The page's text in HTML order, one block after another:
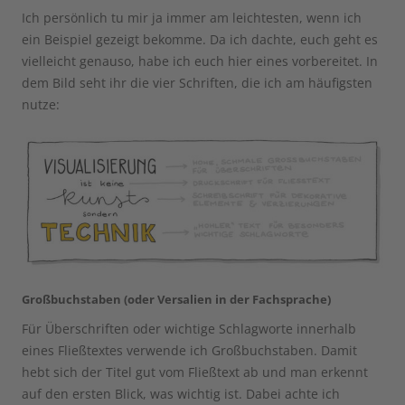
Ich persönlich tu mir ja immer am leichtesten, wenn ich
ein Beispiel gezeigt bekomme. Da ich dachte, euch geht es
vielleicht genauso, habe ich euch hier eines vorbereitet. In
dem Bild seht ihr die vier Schriften, die ich am häufigsten
nutze:
Großbuchstaben (oder Versalien in der Fachsprache)
Für Überschriften oder wichtige Schlagworte innerhalb
eines Fließtextes verwende ich Großbuchstaben. Damit
hebt sich der Titel gut vom Fließtext ab und man erkennt
auf den ersten Blick, was wichtig ist. Dabei achte ich